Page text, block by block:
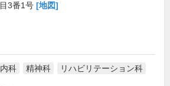
3番1号 [地図]
科 精神科 リハビリテーション科